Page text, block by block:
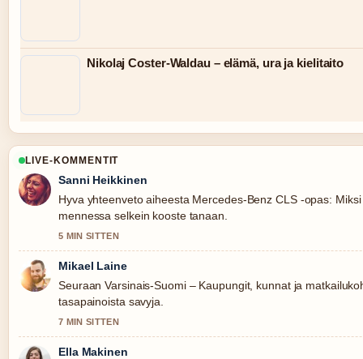
Nikolaj Coster-Waldau – elämä, ura ja kielitaito
LIVE-KOMMENTIT
Sanni Heikkinen
Hyva yhteenveto aiheesta Mercedes-Benz CLS -opas:
mennessa selkein kooste tanaan.
5 MIN SITTEN
Mikael Laine
Seuraan Varsinais-Suomi – Kaupungit, kunnat ja
tasapainoista savyja.
7 MIN SITTEN
Ella Makinen